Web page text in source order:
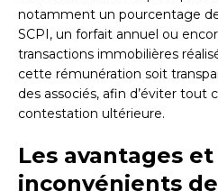
notamment un pourcentage
SCPI, un forfait annuel ou
transactions immobilières
cette rémunération soit
des associés, afin d’éviter tout
contestation ultérieure.
Les avantages
inconvénients